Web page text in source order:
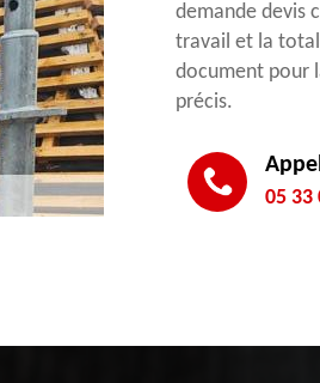
demande devis
travail et la
document pour
précis.
05 33